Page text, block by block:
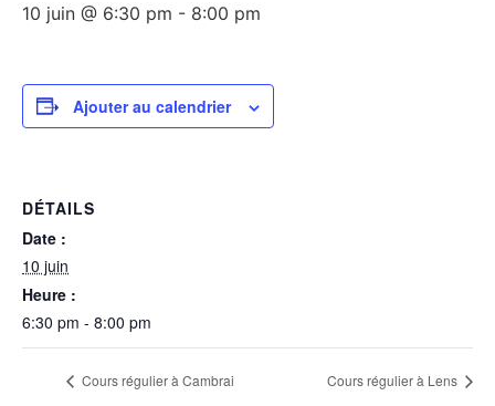
10 juin @ 6:30 pm - 8:00 pm
Ajouter au calendrier
DÉTAILS
Date :
10 juin
Heure :
6:30 pm - 8:00 pm
Cours régulier à Cambrai Cours régulier à Lens